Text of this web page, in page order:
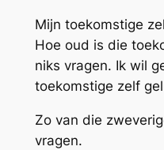
Mijn toekomstige
Hoe oud is die
niks vragen. Ik wil
toekomstige zelf
Zo van die
vragen.